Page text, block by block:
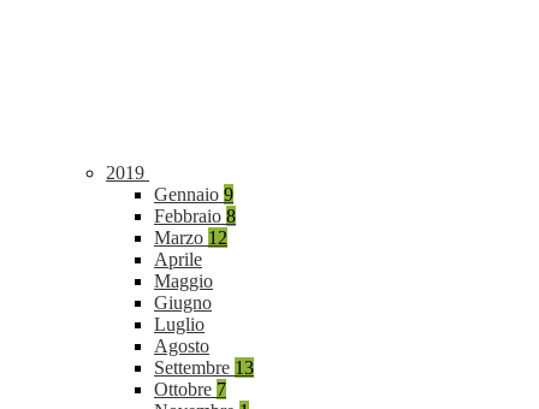
2019
Gennaio 9
Febbraio 8
Marzo 12
Aprile
Maggio
Giugno
Luglio
Agosto
Settembre 13
Ottobre 7